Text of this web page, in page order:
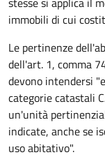
immobili di cui
Le pertinenze
dell'art. 1, comma
devono intendersi
categorie catastali
un'unità
indicate, anche se
uso abitativo".